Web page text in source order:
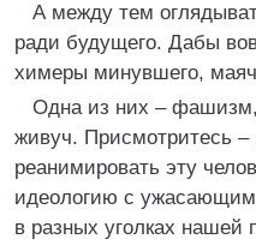
А между тем
ради будущего. Дабы
химеры минувшего,
Одна из них – фашизм,
живуч. Присмотритесь –
реанимировать эту
идеологию с ужасающим
в разных уголках нашей